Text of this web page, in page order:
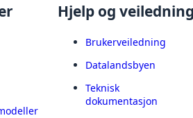
Hjelp og
Brukerveiledning
Datalandsbyen
Teknisk
dokumentasjon